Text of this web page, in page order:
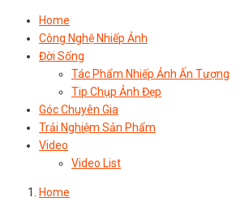
Home
Công Nghệ Nhiếp Ảnh
Đời Sống
Tác Phẩm Nhiếp Ảnh Ấn Tượng
Tip Chụp Ảnh Đẹp
Góc Chuyên Gia
Trải Nghiệm Sản Phẩm
Video
Video List
Home